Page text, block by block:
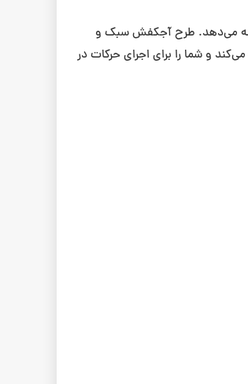
می‌دهد. طرح آجکفش سبک و
و شما را برای اجرای حرکات در